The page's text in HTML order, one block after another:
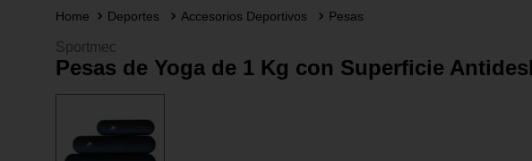
Deportes Accesorios Deportivos Pesas
Sportmec
Pesas de Yoga de 1 Kg con Superficie